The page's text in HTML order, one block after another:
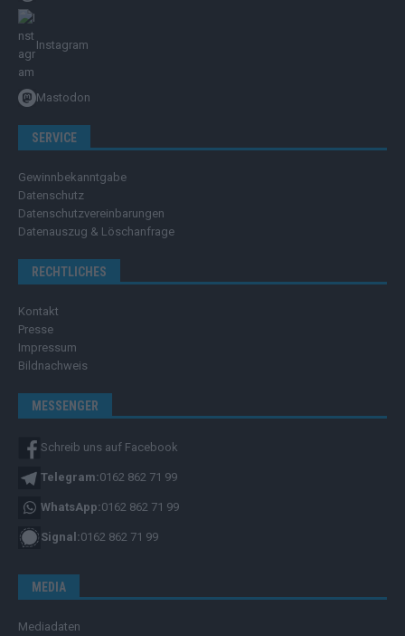
Instagram
Mastodon
SERVICE
Gewinnbekanntgabe
Datenschutz
Datenschutzvereinbarungen
Datenauszug & Löschanfrage
RECHTLICHES
Kontakt
Presse
Impressum
Bildnachweis
MESSENGER
Schreib uns auf Facebook
Telegram:0162 862 71 99
WhatsApp:0162 862 71 99
Signal:0162 862 71 99
MEDIA
Mediadaten